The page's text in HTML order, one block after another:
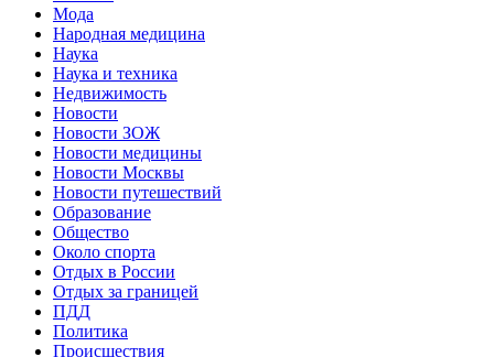
Мода
Народная медицина
Наука
Наука и техника
Недвижимость
Новости
Новости ЗОЖ
Новости медицины
Новости Москвы
Новости путешествий
Образование
Общество
Около спорта
Отдых в России
Отдых за границей
ПДД
Политика
Происшествия